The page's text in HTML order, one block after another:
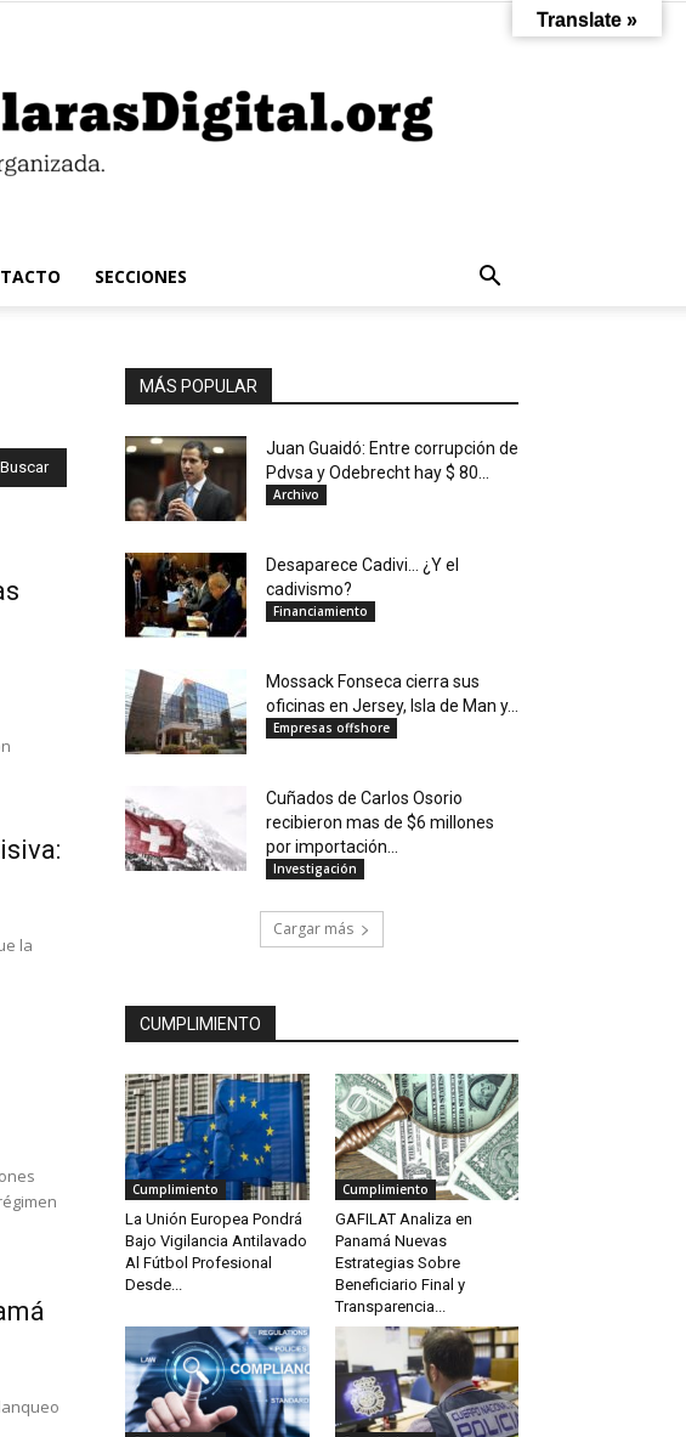
SECCIONES
la
MÁS POPULAR
Juan Guaidó: Entre corrupción de
Pdvsa y Odebrecht hay $ 80...
Archivo
Desaparece Cadivi… ¿Y el
cadivismo?
Financiamiento
Mossack Fonseca cierra sus
oficinas en Jersey, Isla de Man y...
Empresas offshore
Cuñados de Carlos Osorio
recibieron mas de $6 millones
por importación...
Investigación
Cargar más
CUMPLIMIENTO
Cumplimiento
La Unión Europea Pondrá
Bajo Vigilancia Antilavado
Al Fútbol Profesional
Desde...
Cumplimiento
GAFILAT Analiza en
Panamá Nuevas
Estrategias Sobre
Beneficiario Final y
Transparencia...
Translate »